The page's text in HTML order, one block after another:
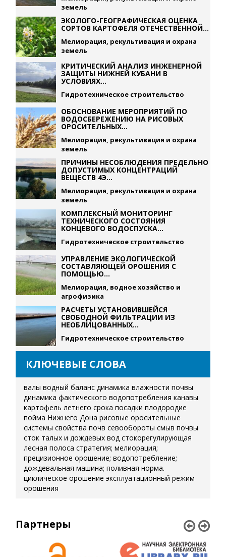
земель
ЭКОЛОГО-ГЕОГРАФИЧЕСКАЯ ОЦЕНКА
СОРТОВ КАРТОФЕЛЯ ОТЕЧЕСТВЕННОЙ...
Мелиорация, рекультивация и охрана
земель
КРИТИЧЕСКИЙ АНАЛИЗ ИНЖЕНЕРНОЙ
ЗАЩИТЫ НИЖНЕЙ КУБАНИ В
УСЛОВИЯХ...
Гидротехническое строительство
ОБОСНОВАНИЕ МЕРОПРИЯТИЙ ПО
ВОДОСБЕРЕЖЕНИЮ НА РИСОВЫХ
ОРОСИТЕЛЬНЫХ...
Мелиорация, рекультивация и охрана
земель
ПРИЧИНЫ НЕСОБЛЮДЕНИЯ ПРЕДЕЛЬНО
ДОПУСТИМЫХ КОНЦЕНТРАЦИЙ
ВЕЩЕСТВ 4Э...
Мелиорация, рекультивация и охрана
земель
КОМПЛЕКСНЫЙ МОНИТОРИНГ
ТЕХНИЧЕСКОГО СОСТОЯНИЯ
КОНЦЕВОГО ВОДОСПУСКА...
Гидротехническое строительство
УПРАВЛЕНИЕ ЭКОЛОГИЧЕСКОЙ
СОСТАВЛЯЮЩЕЙ ОРОШЕНИЯ С
ПОМОЩЬЮ...
Мелиорация, водное хозяйство и
агрофизика
РАСЧЕТЫ УСТАНОВИВШЕЙСЯ
СВОБОДНОЙ ФИЛЬТРАЦИИ ИЗ
НЕОБЛИЦОВАННЫХ...
Гидротехническое строительство
КЛЮЧЕВЫЕ СЛОВА
валы водный баланс динамика влажности почвы
динамика фактического водопотребления канавы
картофель летнего срока посадки плодородие
пойма Нижнего Дона рисовые оросительные
системы свойства почв севообороты смыв почвы
сток талых и дождевых вод стокорегулирующая
лесная полоса стратегия; мелиорация;
прецизионное орошение; водопотребление;
дождевальная машина; поливная норма.
циклическое орошение эксплуатационный режим
орошения
Партнеры